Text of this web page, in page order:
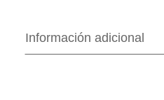
Información adicional